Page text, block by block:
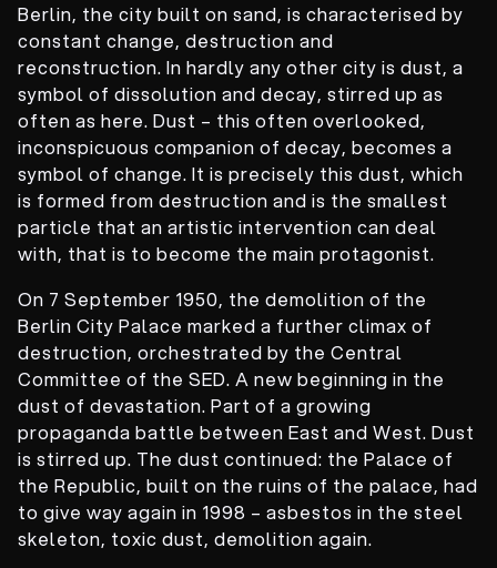
Berlin, the city built on sand, is characterised by
constant change, destruction and
reconstruction. In hardly any other city is dust, a
symbol of dissolution and decay, stirred up as
often as here. Dust – this often overlooked,
inconspicuous companion of decay, becomes a
symbol of change. It is precisely this dust, which
is formed from destruction and is the smallest
particle that an artistic intervention can deal
with, that is to become the main protagonist.
On 7 September 1950, the demolition of the
Berlin City Palace marked a further climax of
destruction, orchestrated by the Central
Committee of the SED. A new beginning in the
dust of devastation. Part of a growing
propaganda battle between East and West. Dust
is stirred up. The dust continued: the Palace of
the Republic, built on the ruins of the palace, had
to give way again in 1998 – asbestos in the steel
skeleton, toxic dust, demolition again.